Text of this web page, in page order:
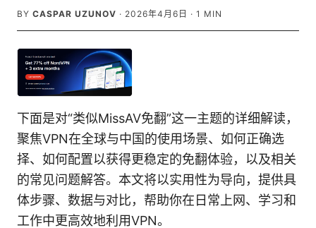
BY CASPAR UZUNOV · 2026年4月6日 · 1 MIN
下面是对“类似MissAV免翻”这一主题的详细解读，
聚焦VPN在全球与中国的使用场景、如何正确选
择、如何配置以获得更稳定的免翻体验，以及相关
的常见问题解答。本文将以实用性为导向，提供具
体步骤、数据与对比，帮助你在日常上网、学习和
工作中更高效地利用VPN。